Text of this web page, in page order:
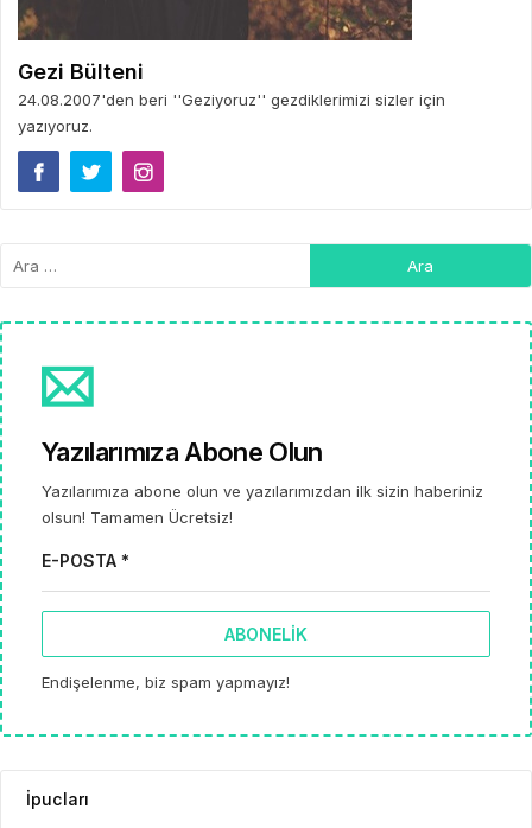
Gezi Bülteni
24.08.2007'den beri ''Geziyoruz'' gezdiklerimizi sizler için
yazıyoruz.
Yazılarımıza Abone Olun
Yazılarımıza abone olun ve yazılarımızdan ilk sizin haberiniz
olsun! Tamamen Ücretsiz!
E-POSTA *
ABONELIK
Endişelenme, biz spam yapmayız!
İpucları